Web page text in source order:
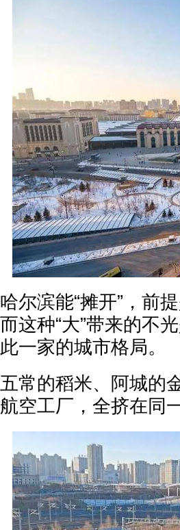
哈尔滨能“摊开”，前
而这种“大”带来的不
此一家的城市格局。
五常的稻米、阿城的
航空工厂，全挤在同